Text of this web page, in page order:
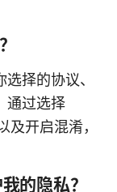
择的协议、
通过选择
开启混淆，
的隐私？